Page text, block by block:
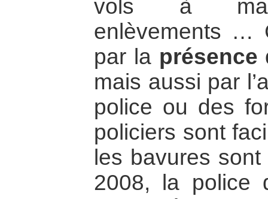
vols à
enlèvements …
par la présence
mais aussi par
police ou des
policiers sont
les bavures
2008, la police